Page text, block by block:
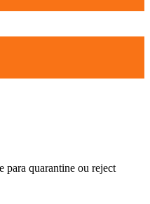
quarantine ou reject